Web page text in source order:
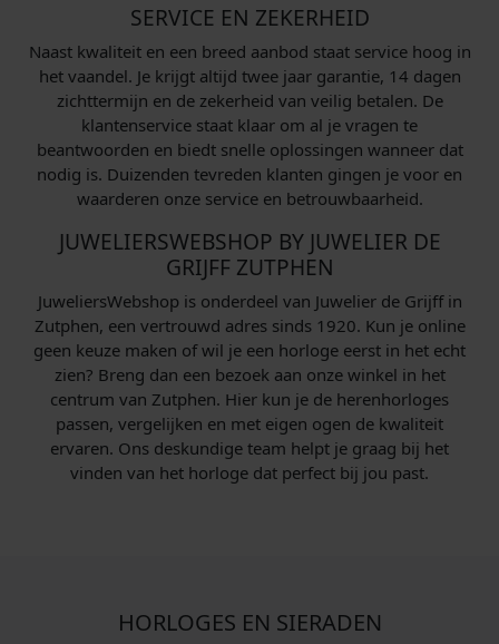
SERVICE EN ZEKERHEID
Naast kwaliteit en een breed aanbod staat service hoog in
het vaandel. Je krijgt altijd twee jaar garantie, 14 dagen
zichttermijn en de zekerheid van veilig betalen. De
klantenservice staat klaar om al je vragen te
beantwoorden en biedt snelle oplossingen wanneer dat
nodig is. Duizenden tevreden klanten gingen je voor en
waarderen onze service en betrouwbaarheid.
JUWELIERSWEBSHOP BY JUWELIER DE
GRIJFF ZUTPHEN
JuweliersWebshop is onderdeel van Juwelier de Grijff in
Zutphen, een vertrouwd adres sinds 1920. Kun je online
geen keuze maken of wil je een horloge eerst in het echt
zien? Breng dan een bezoek aan onze winkel in het
centrum van Zutphen. Hier kun je de herenhorloges
passen, vergelijken en met eigen ogen de kwaliteit
ervaren. Ons deskundige team helpt je graag bij het
vinden van het horloge dat perfect bij jou past.
HORLOGES EN SIERADEN